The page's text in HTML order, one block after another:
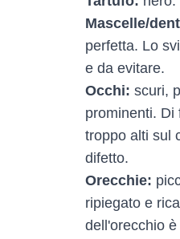
Mascelle/
perfetta. Lo
e da evitare.
Occhi: scuri,
prominenti. Di
troppo alti sul
difetto.
Orecchie:
ripiegato e
dell'orecchio